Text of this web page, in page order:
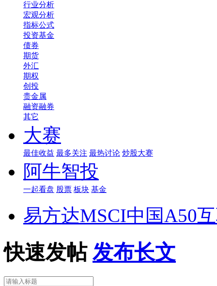
行业分析
宏观分析
指标公式
投资基金
债券
期货
外汇
期权
创投
贵金属
融资融券
其它
大赛
最佳收益 最多关注 最热讨论 炒股大赛
阿牛智投
一起看盘 股票 板块 基金
易方达MSCI中国A50
快速发帖 发布长文